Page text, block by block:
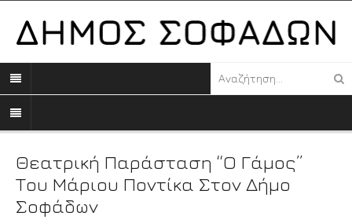
Θεατρική Παράσταση “Ο Γάμος”
Του Μάριου Ποντίκα Στον Δήμο
Σοφάδων